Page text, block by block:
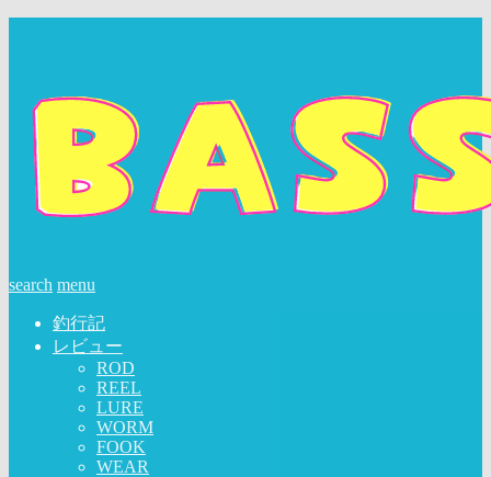
search menu
釣行記
レビュー
ROD
REEL
LURE
WORM
FOOK
WEAR